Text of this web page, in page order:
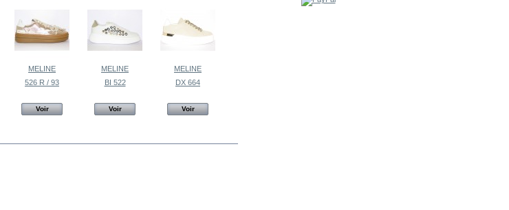
MELINE
526 R / 93
Voir
MELINE
BI 522
Voir
MELINE
DX 664
Voir